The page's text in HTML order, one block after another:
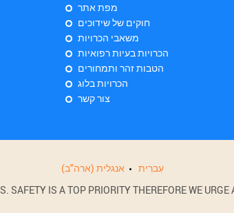
מפת אתר
חוקים של שידוכים
משאבי הכרויות
הכרויות בעיות רפואיות
הטבות זהר ותמחורים
הכרויות בלוג
צור קשר
אנגלית (ארה"ב) עִברִית
SAFETY IS A TOP PRIORITY THEREFORE WE